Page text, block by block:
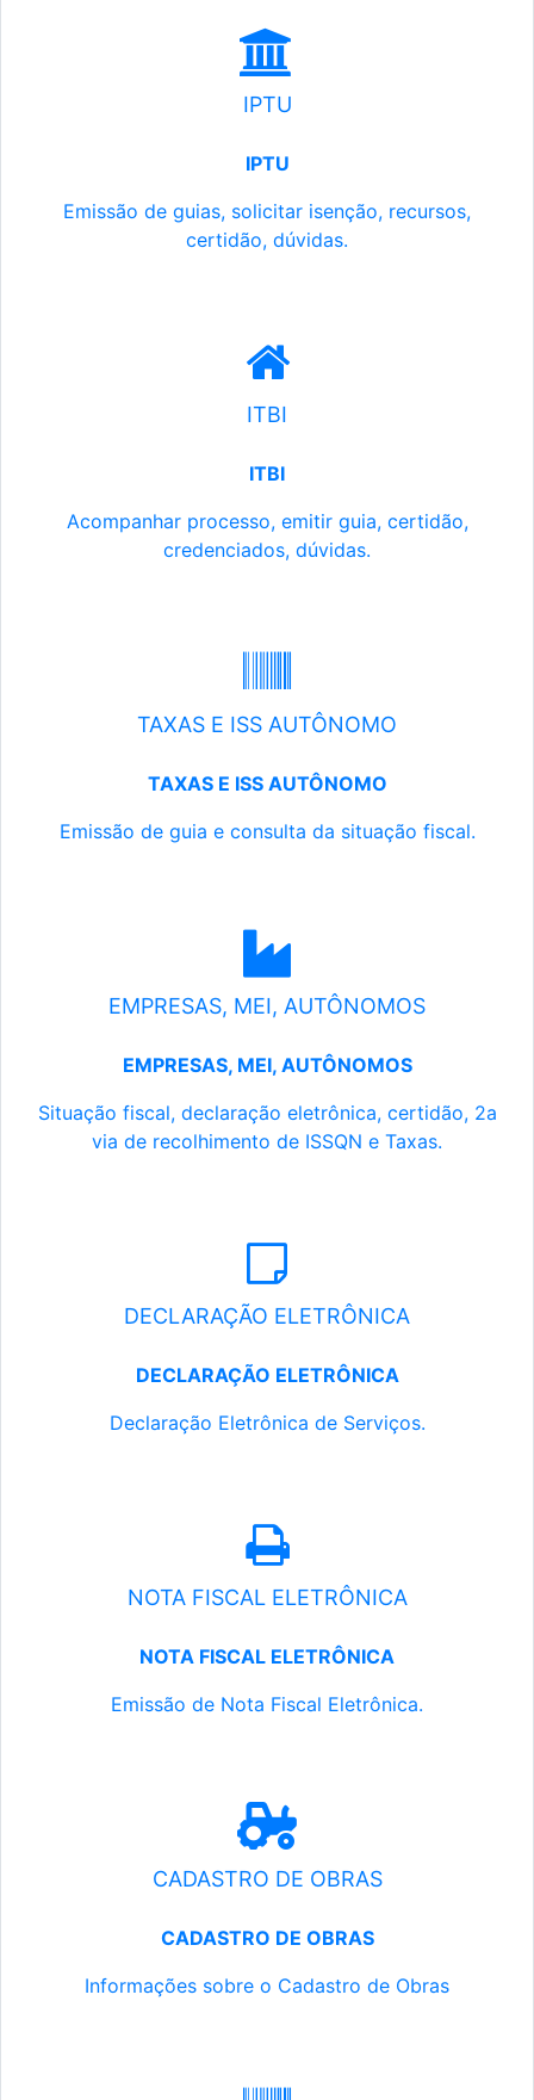
IPTU
IPTU
Emissão de guias, solicitar isenção, recursos,
certidão, dúvidas.
ITBI
ITBI
Acompanhar processo, emitir guia, certidão,
credenciados, dúvidas.
TAXAS E ISS AUTÔNOMO
TAXAS E ISS AUTÔNOMO
Emissão de guia e consulta da situação fiscal.
EMPRESAS, MEI, AUTÔNOMOS
EMPRESAS, MEI, AUTÔNOMOS
Situação fiscal, declaração eletrônica, certidão, 2a
via de recolhimento de ISSQN e Taxas.
DECLARAÇÃO ELETRÔNICA
DECLARAÇÃO ELETRÔNICA
Declaração Eletrônica de Serviços.
NOTA FISCAL ELETRÔNICA
NOTA FISCAL ELETRÔNICA
Emissão de Nota Fiscal Eletrônica.
CADASTRO DE OBRAS
CADASTRO DE OBRAS
Informações sobre o Cadastro de Obras